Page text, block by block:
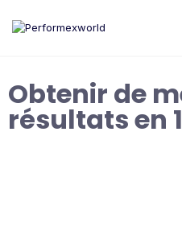
Obtenir de
résultats en